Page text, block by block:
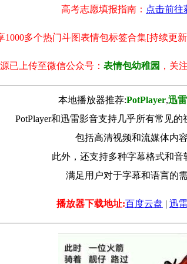
高考志愿填报指南： 点击前往
1000多个热门斗图表情包标签合集[持续
已上传至微信公众号： 表情包幼稚园 ，关
本地播放器推荐:РotРlayer,迅
PotPlayer和迅雷影音支持几乎所有常见
包括高清视频和流媒体内容
此外，还支持多种字幕格式和音
满足用户对于字幕和语言的
播放器下载地址:百度云盘 | 迅